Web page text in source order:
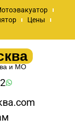
Цены
и МО